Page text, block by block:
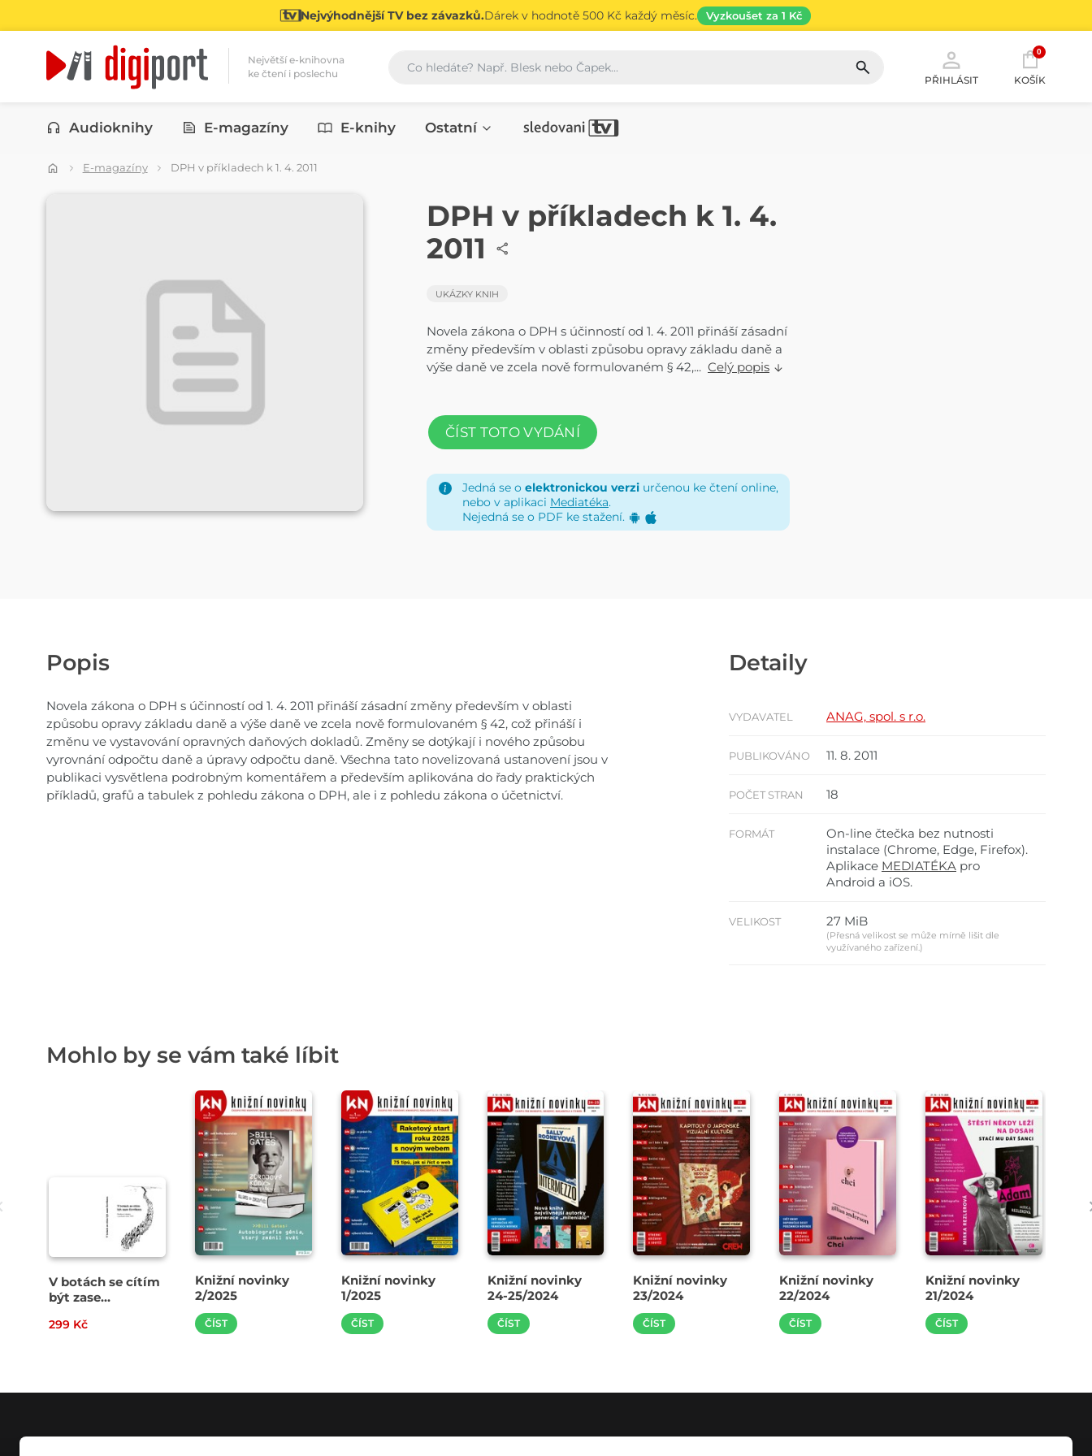
Nejvýhodnější TV bez závazků.Dárek v hodnotě 500 Kč každý měsíc. Vyzkoušet za 1 Kč
Největší e-knihovna
ke čtení i poslechu
Vyhledávání
PŘIHLÁSIT
0
KOŠÍK
Kategorie
Audioknihy E-magazíny E-knihy Ostatní
E-magazíny DPH v příkladech k 1. 4. 2011
ČASOPIS
DPH v příkladech k 1. 4.
2011
UKÁZKY KNIH
Novela zákona o DPH s účinností od 1. 4. 2011 přináší zásadní
změny především v oblasti způsobu opravy základu daně a
výše daně ve zcela nově formulovaném § 42,... Celý popis
ČÍST TOTO VYDÁNÍ
Jedná se o elektronickou verzi určenou ke čtení online,
nebo v aplikaci Mediatéka.
Nejedná se o PDF ke stažení.
Popis
Novela zákona o DPH s účinností od 1. 4. 2011 přináší zásadní změny především v oblasti
způsobu opravy základu daně a výše daně ve zcela nově formulovaném § 42, což přináší i
změnu ve vystavování opravných daňových dokladů. Změny se dotýkají i nového způsobu
vyrovnání odpočtu daně a úpravy odpočtu daně. Všechna tato novelizovaná ustanovení jsou v
publikaci vysvětlena podrobným komentářem a především aplikována do řady praktických
příkladů, grafů a tabulek z pohledu zákona o DPH, ale i z pohledu zákona o účetnictví.
Detaily
VYDAVATEL ANAG, spol. s r.o.
PUBLIKOVÁNO 11. 8. 2011
POČET STRAN 18
FORMÁT
On-line čtečka bez nutnosti
instalace (Chrome, Edge, Firefox).
Aplikace MEDIATÉKA pro
Android a iOS.
VELIKOST 27 MiB
(Přesná velikost se může mírně lišit dle
využívaného zařízení.)
Mohlo by se vám také líbit
V botách se cítím
být zase
299 Kč
Knižní novinky
2/2025
ČÍST
Knižní novinky
1/2025
ČÍST
Knižní novinky
24-25/2024
ČÍST
Knižní novinky
23/2024
ČÍST
Knižní novinky
22/2024
ČÍST
Knižní novinky
21/2024
ČÍST